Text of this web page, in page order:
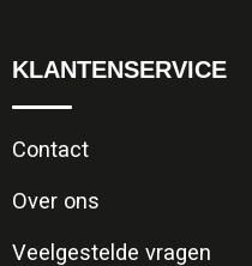
KLANTENSERVICE
Contact
Over ons
Veelgestelde vragen